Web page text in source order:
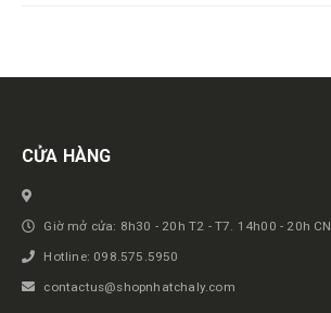
Get in touch
CỬA HÀNG
Giờ mở cửa: 8h30 - 20h T2 - T7. 14h00 - 20h CN
Hotline: 098.575.5950
contactus@shopnhatchaly.com